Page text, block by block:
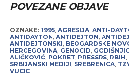
POVEZANE OBJAVE
OZNAKE: 1995, AGRESIJA, ANTI-
ANTIDAYTON, ANTIDEJTON,
ANTIDEJTONSKI, BEOGARDSKE
HERCEGOVINA, GENOCID,
ALIČKOVIĆ, POKRET, PRESSRS, RBIH,
SRBIJANSKI MEDIJI, SREBRENICA,
VUCIC